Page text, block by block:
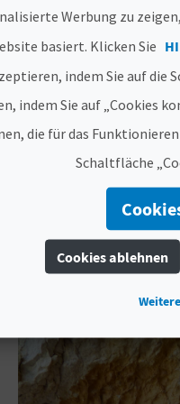
Beispiele für
zu einer
besuchen wirAlcoy
, in einer geologisch
Valencia führt uns
zurück in die
und kulturelle
oder das MARQ
Werbung zu
basiert. Klicken Sie
indem Sie auf die
indem Sie auf „Cookies
die für das
Schaltfläche
Cookies ablehnen